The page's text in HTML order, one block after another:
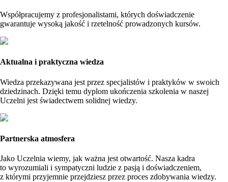
Współpracujemy z profesjonalistami, których doświadczenie
gwarantuje wysoką jakość i rzetelność prowadzonych kursów.
Aktualna i praktyczna wiedza
Wiedza przekazywana jest przez specjalistów i praktyków w swoich
dziedzinach. Dzięki temu dyplom ukończenia szkolenia w naszej
Uczelni jest świadectwem solidnej wiedzy.
Partnerska atmosfera
Jako Uczelnia wiemy, jak ważna jest otwartość. Nasza kadra
to wyrozumiali i sympatyczni ludzie z pasją i doświadczeniem,
z którymi przyjemnie przejdziesz przez proces zdobywania wiedzy.